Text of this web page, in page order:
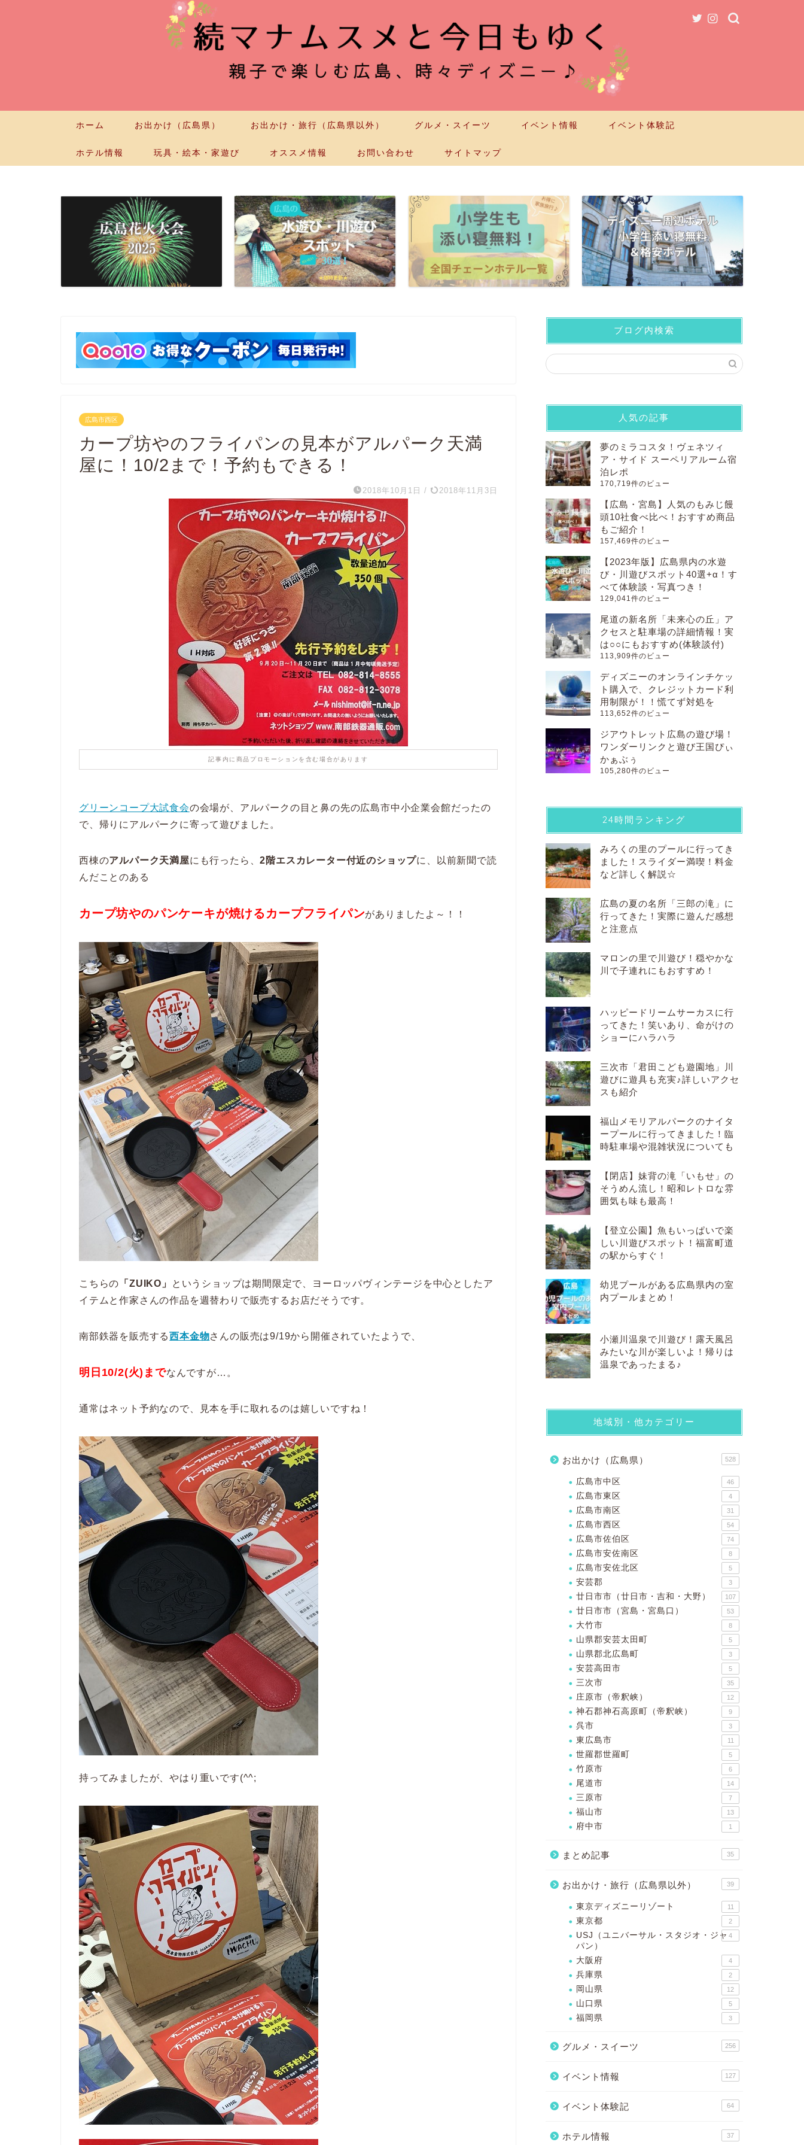
ホーム お出かけ（広島県） お出かけ・旅行（広島県以外） グルメ・スイーツ イベント情報 イベント体験記
ホテル情報 玩具・絵本・家遊び オススメ情報 お問い合わせ サイトマップ
広島市西区
カープ坊やのフライパンの見本がアルパーク天満
屋に！10/2まで！予約もできる！
2018年10月1日 / 2018年11月3日
記事内に商品プロモーションを含む場合があります
グリーンコープ大試食会の会場が、アルパークの目と鼻の先の広島市中小企業会館だったの
で、帰りにアルパークに寄って遊びました。
西棟のアルパーク天満屋にも行ったら、2階エスカレーター付近のショップに、以前新聞で読
んだことのある
カープ坊やのパンケーキが焼けるカープフライパンがありましたよ～！！
こちらの 「ZUIKO」
というショップは期間限定で、ヨーロッパヴィンテージを中心としたア
イテムと作家さんの作品を週替わりで販売するお店だそうです。
南部鉄器を販売する西本金物さんの販売は9/19から開催されていたようで、
明日10/2(火)までなんですが…。
通常はネット予約なので、見本を手に取れるのは嬉しいですね！
持ってみましたが、やはり重いです(^^;
ブログ内検索
人気の記事
夢のミラコスタ！ヴェネツィ
ア・サイド スーペリアルーム宿
泊レポ
170,719件のビュー
【広島・宮島】人気のもみじ饅
頭10社食べ比べ！おすすめ商品
もご紹介！
157,469件のビュー
【2023年版】広島県内の水遊
び・川遊びスポット40選+α！す
べて体験談・写真つき！
129,041件のビュー
尾道の新名所「未来心の丘」ア
クセスと駐車場の詳細情報！実
は○○にもおすすめ(体験談付)
113,909件のビュー
ディズニーのオンラインチケッ
ト購入で、クレジットカード利
用制限が！！慌てず対処を
113,652件のビュー
ジアウトレット広島の遊び場！
ワンダーリンクと遊び王国ぴぃ
かぁぶぅ
105,280件のビュー
24時間ランキング
みろくの里のプールに行ってき
ました！スライダー満喫！料金
など詳しく解説☆
広島の夏の名所「三郎の滝」に
行ってきた！実際に遊んだ感想
と注意点
マロンの里で川遊び！穏やかな
川で子連れにもおすすめ！
ハッピードリームサーカスに行
ってきた！笑いあり、命がけの
ショーにハラハラ
三次市「君田こども遊園地」川
遊びに遊具も充実♪詳しいアクセ
スも紹介
福山メモリアルパークのナイタ
ープールに行ってきました！臨
時駐車場や混雑状況についても
【閉店】妹背の滝「いもせ」の
そうめん流し！昭和レトロな雰
囲気も味も最高！
【登立公園】魚もいっぱいで楽
しい川遊びスポット！福富町道
の駅からすぐ！
幼児プールがある広島県内の室
内プールまとめ！
小瀬川温泉で川遊び！露天風呂
みたいな川が楽しいよ！帰りは
温泉であったまる♪
地域別・他カテゴリー
お出かけ（広島県） 528
広島市中区 46
広島市東区 4
広島市南区 31
広島市西区 54
広島市佐伯区 74
広島市安佐南区 8
広島市安佐北区 5
安芸郡 3
廿日市市（廿日市・吉和・大野） 107
廿日市市（宮島・宮島口） 53
大竹市 8
山県郡安芸太田町 5
山県郡北広島町 3
安芸高田市 5
三次市 35
庄原市（帝釈峡） 12
神石郡神石高原町（帝釈峡） 9
呉市 3
東広島市 11
世羅郡世羅町 5
竹原市 6
尾道市 14
三原市 7
福山市 13
府中市 1
まとめ記事 35
お出かけ・旅行（広島県以外） 39
東京ディズニーリゾート 11
東京都 2
USJ（ユニバーサル・スタジオ・ジャ
パン）
4
大阪府 4
兵庫県 2
岡山県 12
山口県 5
福岡県 3
グルメ・スイーツ 256
イベント情報 127
イベント体験記 64
ホテル情報 37